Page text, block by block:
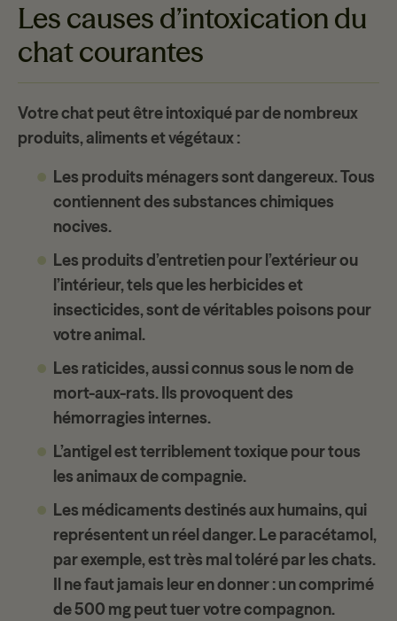
Les causes d’intoxication du
chat courantes
Votre chat peut être intoxiqué par de nombreux
produits, aliments et végétaux:
Les produits ménagers sont dangereux. Tous
contiennent des substances chimiques
nocives.
Les produits d’entretien pour l’extérieur ou
l’intérieur, tels que les herbicides et
insecticides, sont de véritables poisons pour
votre animal.
Les raticides, aussi connus sous le nom de
mort-aux-rats. Ils provoquent des
hémorragies internes.
L’antigel est terriblement toxique pour tous
les animaux de compagnie.
Les médicaments destinés aux humains, qui
représentent un réel danger. Le paracétamol,
par exemple, est très mal toléré par les chats.
Il ne faut jamais leur en donner : un comprimé
de 500 mg peut tuer votre compagnon.